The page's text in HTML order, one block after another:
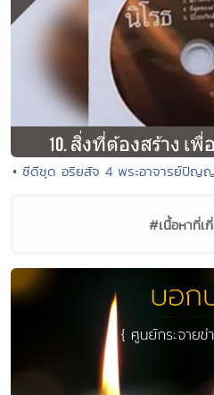
• ซีดีชุด อริยสัจ 4 พระอาจารย์ปั
#เนื้อหาที่เ